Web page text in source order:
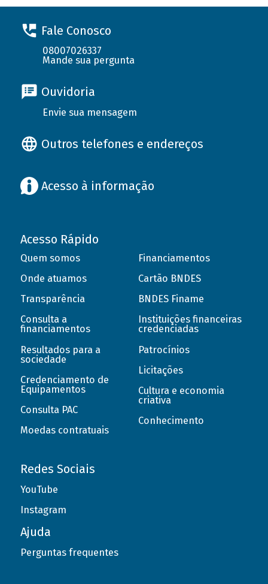
Fale Conosco
08007026337
Mande sua pergunta
Ouvidoria
Envie sua mensagem
Outros telefones e endereços
Acesso à informação
Acesso Rápido
Quem somos
Onde atuamos
Transparência
Consulta a
financiamentos
Resultados para a
sociedade
Credenciamento de
Equipamentos
Consulta PAC
Moedas contratuais
Financiamentos
Cartão BNDES
BNDES Finame
Instituições financeiras
credenciadas
Patrocínios
Licitações
Cultura e economia
criativa
Conhecimento
Redes Sociais
YouTube
Instagram
Ajuda
Perguntas frequentes